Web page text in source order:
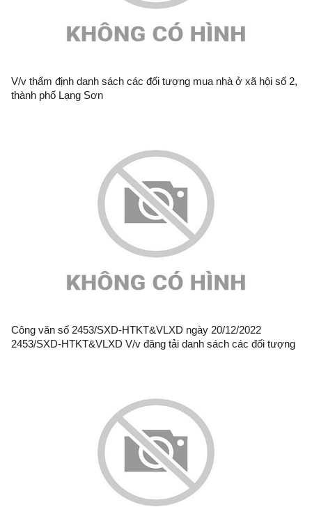
V/v thẩm định danh sách các đối tượng mua nhà ở xã hội số 2,
thành phố Lạng Sơn
Công văn số 2453/SXD-HTKT&VLXD ngày 20/12/2022
2453/SXD-HTKT&VLXD V/v đăng tải danh sách các đối tượng